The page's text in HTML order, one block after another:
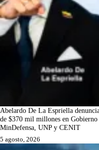
Abelardo De La Espriella
de $370 mil millones en
MinDefensa, UNP y CENIT
5 agosto, 2026